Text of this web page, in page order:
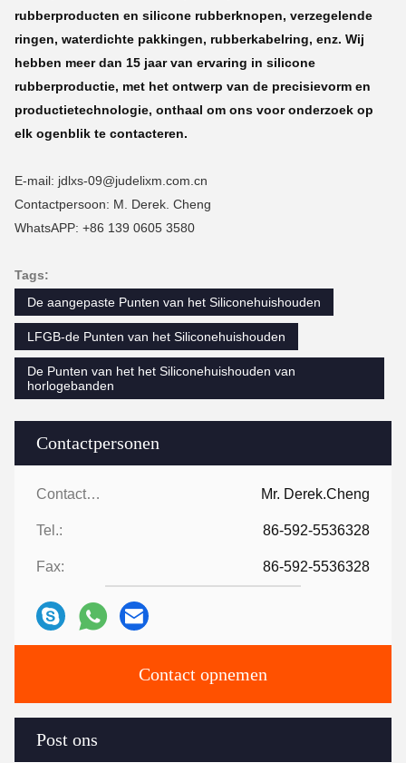
Contactpersonen
Contactpersonen: Mr. Derek.Cheng
Tel.: 86-592-5536328
Fax: 86-592-5536328
Contact opnemen
Post ons
rubberproducten en silicone rubberknopen, verzegelende
ringen, waterdichte pakkingen, rubberkabelring, enz. Wij
hebben meer dan 15 jaar van ervaring in silicone
rubberproductie, met het ontwerp van de precisievorm en
productietechnologie, onthaal om ons voor onderzoek op
elk ogenblik te contacteren.
E-mail: jdlxs-09@judelixm.com.cn
Contactpersoon: M. Derek. Cheng
WhatsAPP: +86 139 0605 3580
Tags:
De aangepaste Punten van het Siliconehuishouden
LFGB-de Punten van het Siliconehuishouden
De Punten van het het Siliconehuishouden van
horlogebanden